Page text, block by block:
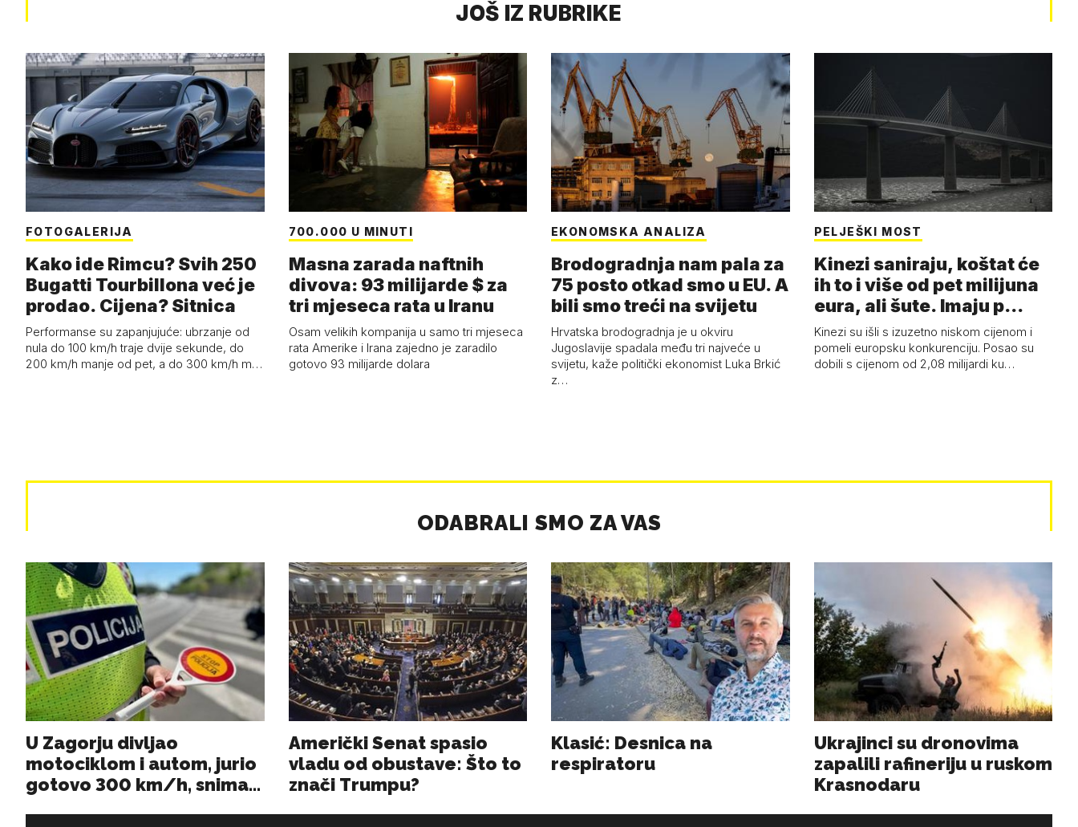
JOŠ IZ RUBRIKE
FOTOGALERIJA
Kako ide Rimcu? Svih 250
Bugatti Tourbillona već je
prodao. Cijena? Sitnica
Performanse su zapanjujuće: ubrzanje od
nula do 100 km/h traje dvije sekunde, do
200 km/h manje od pet, a do 300 km/h m…
700.000 U MINUTI
Masna zarada naftnih
divova: 93 milijarde $ za
tri mjeseca rata u Iranu
Osam velikih kompanija u samo tri mjeseca
rata Amerike i Irana zajedno je zaradilo
gotovo 93 milijarde dolara
EKONOMSKA ANALIZA
Brodogradnja nam pala za
75 posto otkad smo u EU. A
bili smo treći na svijetu
Hrvatska brodogradnja je u okviru
Jugoslavije spadala među tri najveće u
svijetu, kaže politički ekonomist Luka Brkić
z…
PELJEŠKI MOST
Kinezi saniraju, koštat će
ih to i više od pet milijuna
eura, ali šute. Imaju p…
Kinezi su išli s izuzetno niskom cijenom i
pomeli europsku konkurenciju. Posao su
dobili s cijenom od 2,08 milijardi ku…